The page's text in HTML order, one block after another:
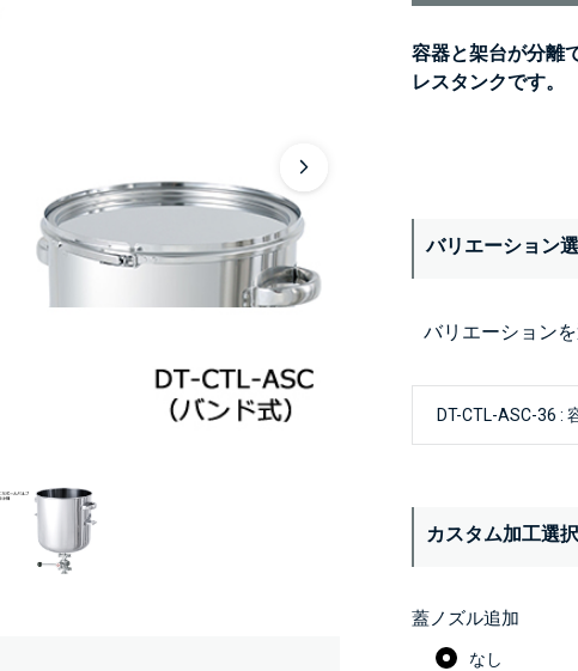
容器と架台が分離
レスタンクです。
バリエーション
バリエーション
カスタム加工選択
蓋ノズル追加
なし